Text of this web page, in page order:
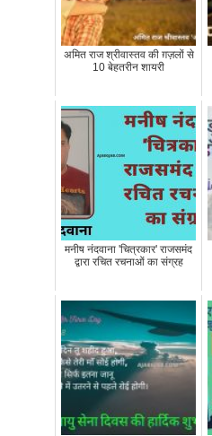
अमित राज श्रीवास्तव की ग़ज़लों से
10 बेहतरीन शायरी
मनीष नंदवाना 'चित्रकार' राजसमंद
द्वारा रचित रचनाओं का संग्रह